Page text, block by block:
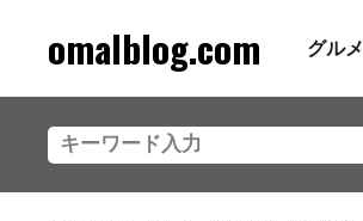
omalblog.com グルメ